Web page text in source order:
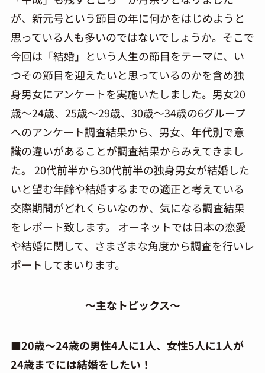
が、新元号という節目の年に何かをはじめようと
思っている人も多いのではないでしょうか。そこで
今回は「結婚」という人生の節目をテーマに、い
つその節目を迎えたいと思っているのかを含め独
身男女にアンケートを実施いたしました。男女20
歳～24歳、25歳～29歳、30歳～34歳の6グループ
へのアンケート調査結果から、男女、年代別で意
識の違いがあることが調査結果からみえてきまし
た。 20代前半から30代前半の独身男女が結婚した
いと望む年齢や結婚するまでの適正と考えている
交際期間がどれくらいなのか、気になる調査結果
をレポート致します。 オーネットでは日本の恋愛
や結婚に関して、さまざまな角度から調査を行いレ
ポートしてまいります。
～主なトピックス～
■20歳～24歳の男性4人に1人、女性5人に1人が
24歳までには結婚をしたい！